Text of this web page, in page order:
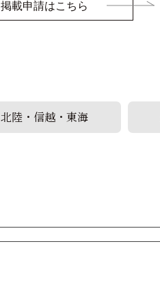
掲載申請はこちら
北陸・信越・東海